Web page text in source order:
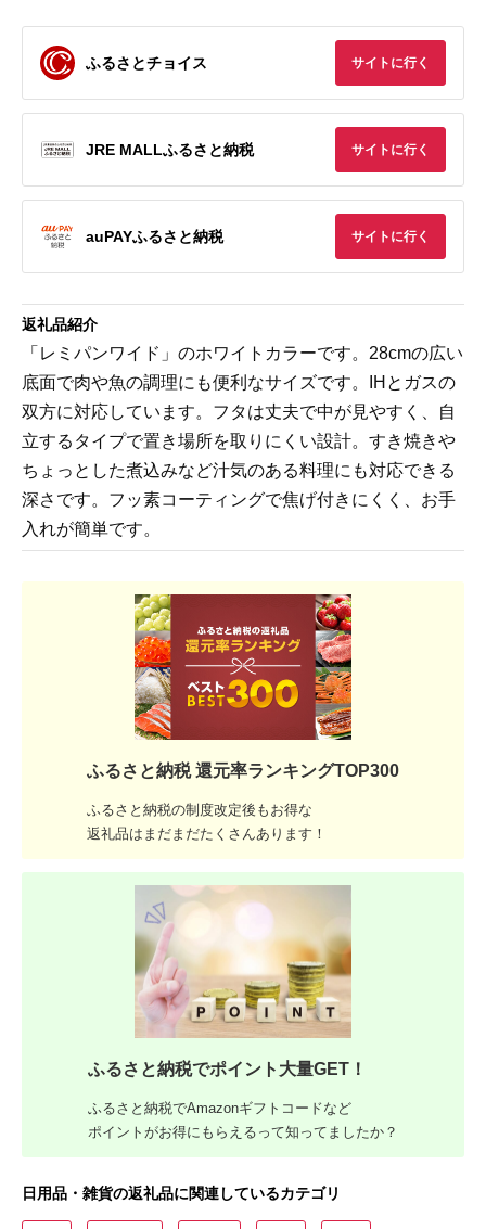
ふるさとチョイス サイトに行く
JRE MALLふるさと納税 サイトに行く
auPAYふるさと納税 サイトに行く
返礼品紹介
「レミパンワイド」のホワイトカラーです。28cmの広い
底面で肉や魚の調理にも便利なサイズです。IHとガスの
双方に対応しています。フタは丈夫で中が見やすく、自
立するタイプで置き場所を取りにくい設計。すき焼きや
ちょっとした煮込みなど汁気のある料理にも対応できる
深さです。フッ素コーティングで焦げ付きにくく、お手
入れが簡単です。
ふるさと納税 還元率ランキングTOP300
ふるさと納税の制度改定後もお得な
返礼品はまだまだたくさんあります！
ふるさと納税でポイント大量GET！
ふるさと納税でAmazonギフトコードなど
ポイントがお得にもらえるって知ってましたか？
日用品・雑貨の返礼品に関連しているカテゴリ